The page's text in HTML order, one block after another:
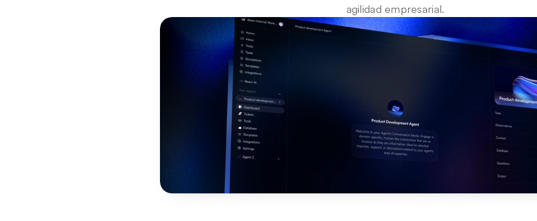
agilidad empresarial.